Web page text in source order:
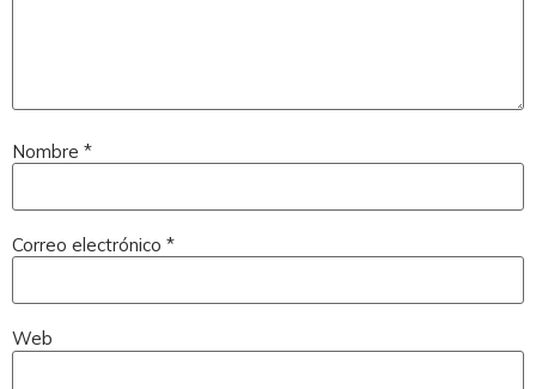
Nombre *
Correo electrónico *
Web